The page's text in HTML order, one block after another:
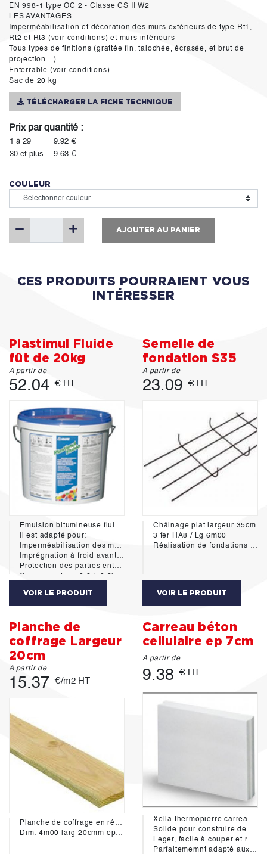
EN 998-1 type OC 2 - Classe CS II W2
LES AVANTAGES
Imperméabilisation et décoration des murs extérieurs de type Rt1,
Rt2 et Rt3 (voir conditions) et murs intérieurs
Tous types de finitions (grattée fin, talochée, écrasée, et brut de
projection…)
Enterrable (voir conditions)
Sac de 20 kg
TÉLÉCHARGER LA FICHE TECHNIQUE
Prix par quantité :
1 à 29
9.92 €
30 et plus
9.63 €
COULEUR
AJOUTER AU PANIER
CES PRODUITS POURRAIENT VOUS
INTÉRESSER
Plastimul Fluide
fût de 20kg
A partir de
52.04 € HT
Emulsion bitumineuse fluide sans solvant pour l'imprégnation à froid et la protection des tructures enterrées.
Il est adapté pour:
Imperméabilisation des murs de fondation, des murs de soutènement et structure en béton.
Imprégnation à froid avant pose de complexes d'étanchéité.
Protection des parties enterrés des bois et métaux.
Consommation: 0.2 à 0.3kg/m²
VOIR LE PRODUIT
Semelle de
fondation S35
A partir de
23.09 € HT
Châinage plat largeur 35cm
3 fer HA8 / Lg 6m00
Réalisation de fondations en béton pour de petits ouvrages du type mur de clôture
VOIR LE PRODUIT
Planche de
coffrage Largeur
20cm
A partir de
15.37 €/m2 HT
Planche de coffrage en résineux, non traité, est utilisée par les maçons pour la réalisation d'ouvrage courants en béton.
Dim: 4m00 larg 20cmm ep:27mm
Carreau béton
cellulaire ep 7cm
A partir de
9.38 € HT
Xella thermopierre carreau de béton cellulaire présente les qualités suivantes:
Solide pour construire de vraies parois massives
Leger, facile à couper et rapide à poser.
Parfaitememnt adapté aux milieux humides.